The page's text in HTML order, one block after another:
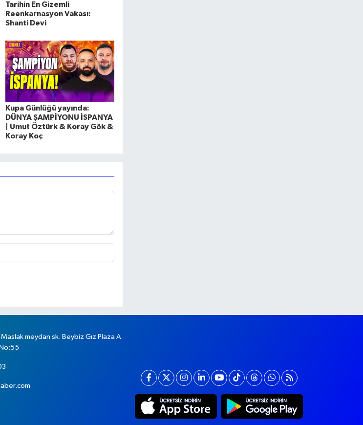
Tarihin En Gizemli
Reenkarnasyon Vakası:
Shanti Devi
Kupa Günlüğü yayında:
DÜNYA ŞAMPİYONU İSPANYA
| Umut Öztürk & Koray Gök &
Koray Koç
meydan sk. Beybiz Gız Plaza A
No:55